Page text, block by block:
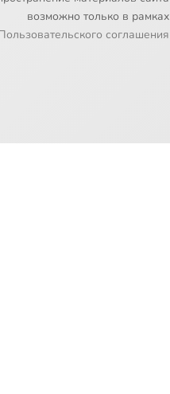
возможно только в рамках
соглашения